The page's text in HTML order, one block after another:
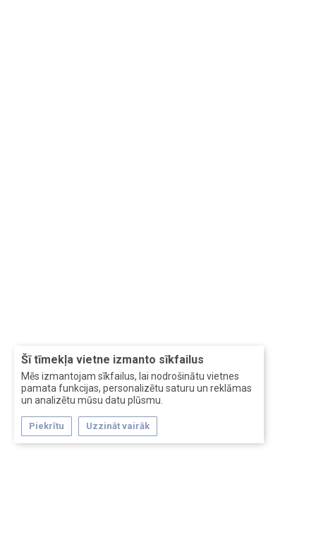
Šī tīmekļa vietne izmanto sīkfailus
Mēs izmantojam sīkfailus, lai nodrošinātu vietnes
pamata funkcijas, personalizētu saturu un reklāmas
un analizētu mūsu datu plūsmu.
Piekrītu Uzzināt vairāk